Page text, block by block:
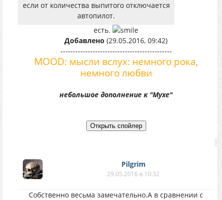
если от количества выпитого отключается
автопилот.
есть.
Добавлено (29.05.2016, 09:42)
---------------------------------------------
MOOD: мысли вслух: немного рока,
немного любви
небольшое дополнение к "Мухе"
Pilgrim
29.05.2016 в 10:32
Собственно весьма замечательно.А в сравнении с